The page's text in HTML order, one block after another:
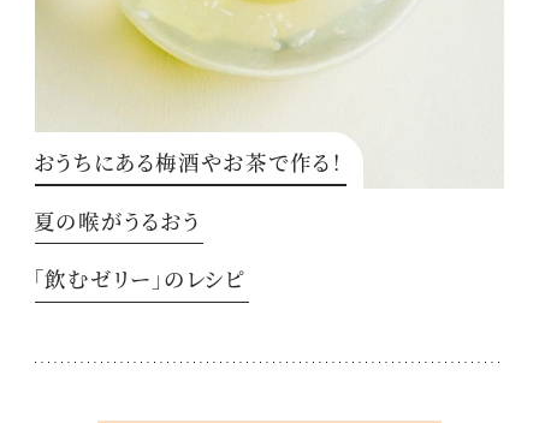
おうちにある梅酒やお茶で作る！
夏の喉がうるおう
「飲むゼリー」のレシピ